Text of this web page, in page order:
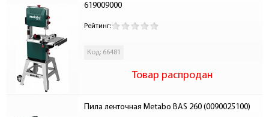
619009000
Рейтинг:
Код: 66481
Товар распродан
Пила ленточная Metabo BAS 260 (0090025100)